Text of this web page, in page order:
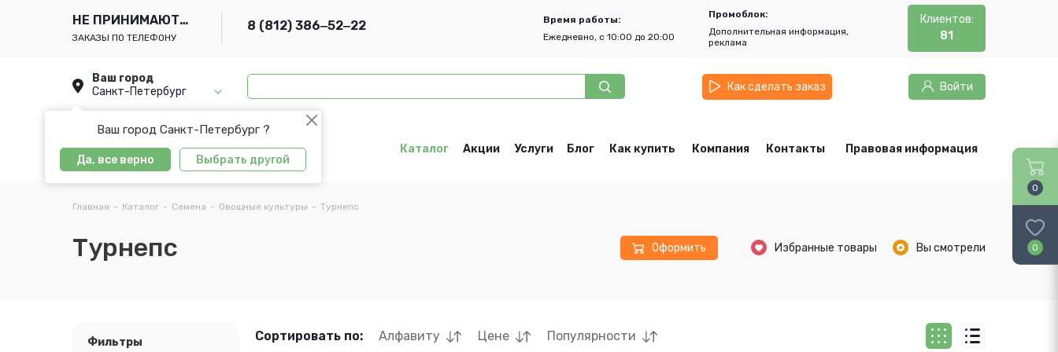
НЕ ПРИНИМАЮТСЯ
ЗАКАЗЫ ПО ТЕЛЕФОНУ
8 (812) 386‒52‒22
Время работы:
Ежедневно, с 10:00 до 20:00
Промоблок:
Дополнительная информация,
реклама
Клиентов:
81
Ваш город
Санкт-Петербург
Ваш город Санкт-Петербург ?
Да, все верно Выбрать другой
Как сделать заказ Войти
Каталог Акции Услуги Блог Как купить Компания Контакты Правовая информация
Главная - Каталог - Семена - Овощные культуры - Турнепс
Турнепс Оформить Избранные товары Вы смотрели
Фильтры Сортировать по: Алфавиту Цене Популярности
0
0